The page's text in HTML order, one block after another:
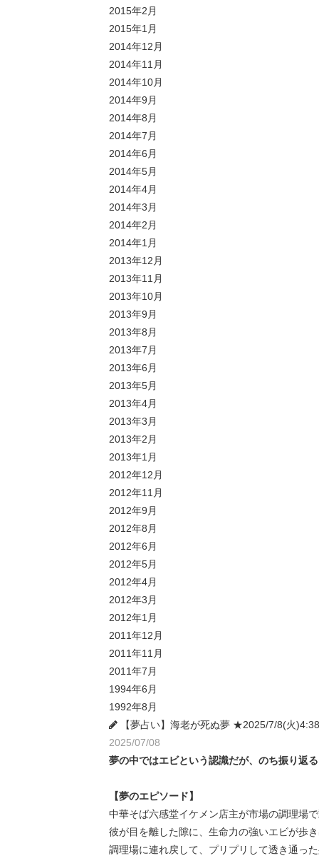
2015年2月
2015年1月
2014年12月
2014年11月
2014年10月
2014年9月
2014年8月
2014年7月
2014年6月
2014年5月
2014年4月
2014年3月
2014年2月
2014年1月
2013年12月
2013年11月
2013年10月
2013年9月
2013年8月
2013年7月
2013年6月
2013年5月
2013年4月
2013年3月
2013年2月
2013年1月
2012年12月
2012年11月
2012年9月
2012年8月
2012年6月
2012年5月
2012年4月
2012年3月
2012年1月
2011年12月
2011年11月
2011年7月
1994年6月
1992年8月
【夢占い】海老が死ぬ夢 ★2025/7/8(火)4:38
2025/07/08
夢の中ではエビという認識だが、のち振り返
【夢のエピソード】
中華そば六感堂イケメン店主が市場の調理場
彼が目を離した隙に、生命力の強いエビが歩
調理場に連れ戻して、プリプリして透き通っ